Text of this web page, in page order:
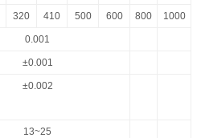
320 410 500 600 800 1000
0.001
±0.001
±0.002
13~25